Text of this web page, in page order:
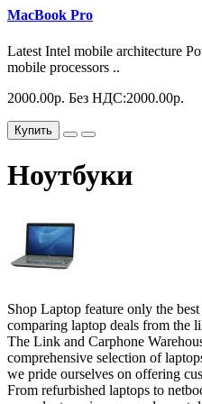
MacBook Pro
Latest Intel mobile architecture
mobile processors ..
2000.00р. Без НДС:2000.00р.
Купить
Ноутбуки
Shop Laptop feature only the
comparing laptop deals from the
The Link and Carphone
comprehensive selection of
we pride ourselves on offering
From refurbished laptops to